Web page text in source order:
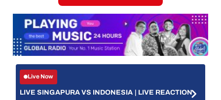
Live Now
LIVE SINGAPURA VS INDONESIA | LIVE REACTION